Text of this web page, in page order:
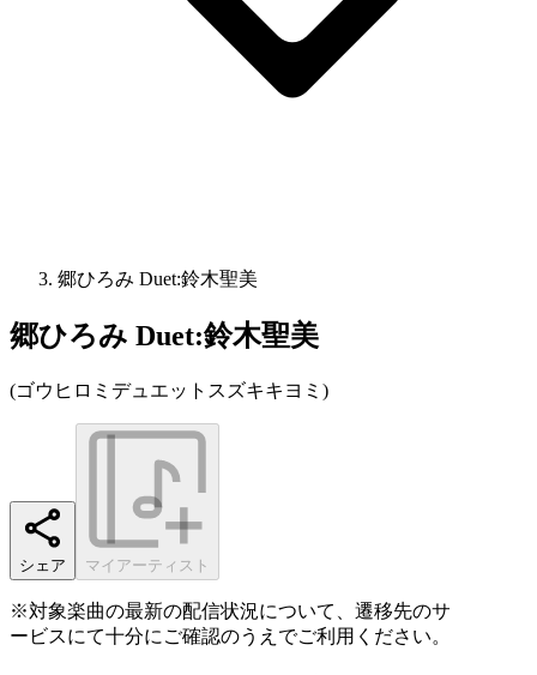
郷ひろみ Duet:鈴木聖美
郷ひろみ Duet:鈴木聖美
(ゴウヒロミデュエットスズキキヨミ )
シェア マイアーティスト
※対象楽曲の最新の配信状況について、遷移先のサ
ービスにて十分にご確認のうえでご利用ください。